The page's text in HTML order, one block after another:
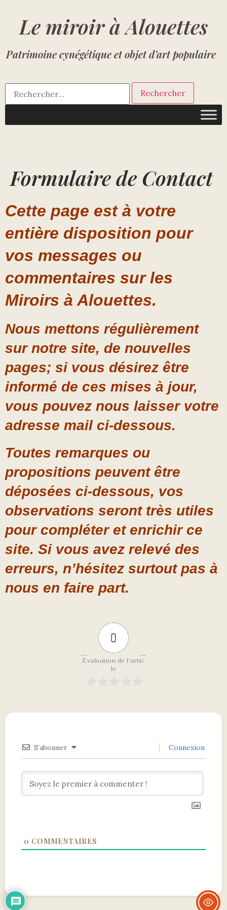
Le miroir à Alouettes
Patrimoine cynégétique et objet d’art populaire
Formulaire de Contact
Cette page est à votre
entière disposition pour
vos messages ou
commentaires sur les
Miroirs à Alouettes.
Nous mettons régulièrement
sur notre site, de nouvelles
pages; si vous désirez être
informé de ces mises à jour,
vous pouvez nous laisser votre
adresse mail ci-dessous.
Toutes remarques ou
propositions peuvent être
déposées ci-dessous, vos
observations seront très utiles
pour compléter et enrichir ce
site. Si vous avez relevé des
erreurs, n’hésitez surtout pas à
nous en faire part.
0
Évaluation de l'artic
le
S’abonner Connexion
0 COMMENTAIRES